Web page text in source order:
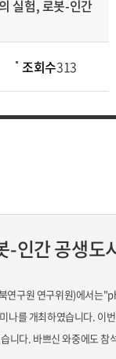
실험, 로봇-인간
조회수313
인간 공생도
연구원 연구위원)에서는
나를 개최하였습니다. 이
니다. 바쁘신 와중에도 참